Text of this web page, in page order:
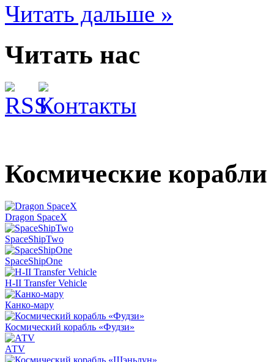
Читать дальше »
Читать нас
Космические корабли
Dragon SpaceX
SpaceShipTwo
SpaceShipOne
H-II Transfer Vehicle
Канко-мару
Космический корабль «Фудзи»
АТV